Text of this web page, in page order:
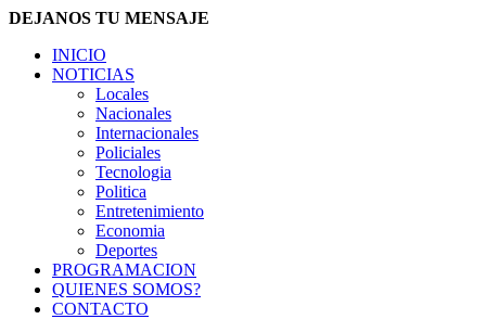
DEJANOS TU MENSAJE
INICIO
NOTICIAS
Locales
Nacionales
Internacionales
Policiales
Tecnologia
Politica
Entretenimiento
Economia
Deportes
PROGRAMACION
QUIENES SOMOS?
CONTACTO